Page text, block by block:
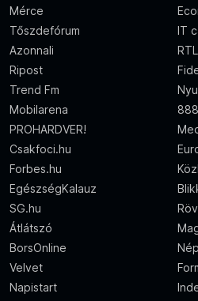
Mérce
Tőszdefórum
IT
Azonnali
Ripost
Trend Fm
Mobilarena
PROHARDVER!
Csakfoci.hu
Forbes.hu
EgészségKalauz
SG.hu
Átlátszó
BorsOnline
Velvet
Napistart